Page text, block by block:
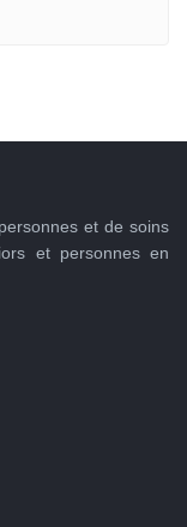
et de soins
et personnes en